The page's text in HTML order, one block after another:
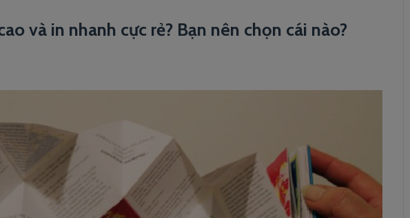
và in nhanh cực rẻ? Bạn nên chọn cái nào?